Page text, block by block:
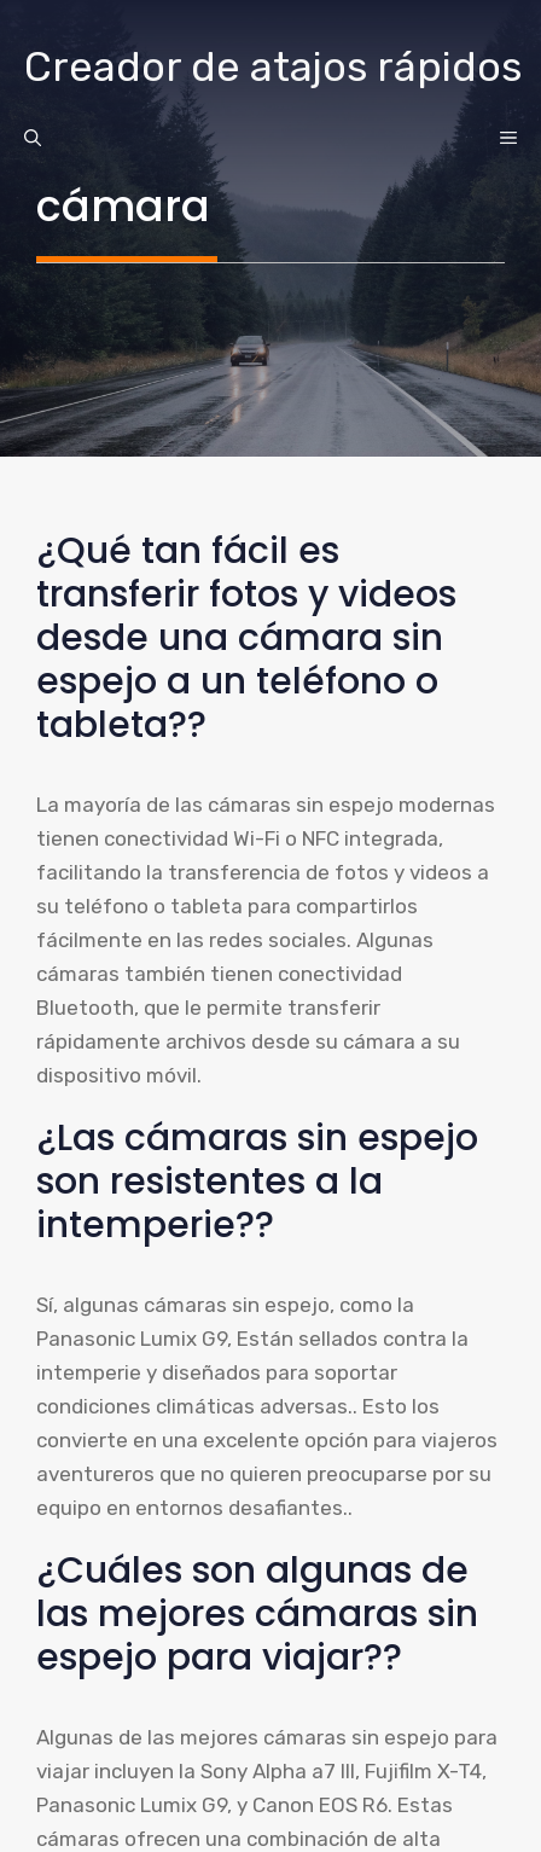
contenido
Creador de atajos rápidos
cámara
¿Qué tan fácil es
transferir fotos y videos
desde una cámara sin
espejo a un teléfono o
tableta??
La mayoría de las cámaras sin espejo modernas
tienen conectividad Wi-Fi o NFC integrada,
facilitando la transferencia de fotos y videos a
su teléfono o tableta para compartirlos
fácilmente en las redes sociales. Algunas
cámaras también tienen conectividad
Bluetooth, que le permite transferir
rápidamente archivos desde su cámara a su
dispositivo móvil.
¿Las cámaras sin espejo
son resistentes a la
intemperie??
Sí, algunas cámaras sin espejo, como la
Panasonic Lumix G9, Están sellados contra la
intemperie y diseñados para soportar
condiciones climáticas adversas.. Esto los
convierte en una excelente opción para viajeros
aventureros que no quieren preocuparse por su
equipo en entornos desafiantes..
¿Cuáles son algunas de
las mejores cámaras sin
espejo para viajar??
Algunas de las mejores cámaras sin espejo para
viajar incluyen la Sony Alpha a7 III, Fujifilm X-T4,
Panasonic Lumix G9, y Canon EOS R6. Estas
cámaras ofrecen una combinación de alta